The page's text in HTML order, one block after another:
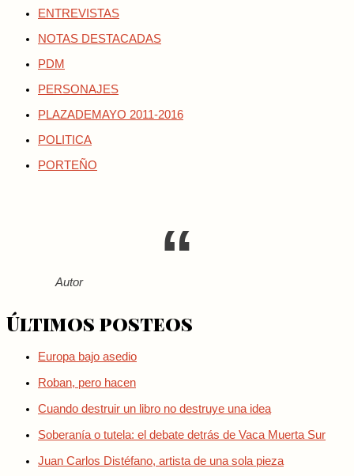
ENTREVISTAS
NOTAS DESTACADAS
PDM
PERSONAJES
PLAZADEMAYO 2011-2016
POLITICA
PORTEÑO
Autor
Últimos posteos
Europa bajo asedio
Roban, pero hacen
Cuando destruir un libro no destruye una idea
Soberanía o tutela: el debate detrás de Vaca Muerta Sur
Juan Carlos Distéfano, artista de una sola pieza